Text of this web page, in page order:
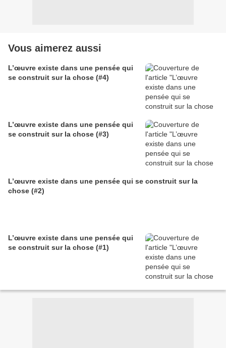
Vous aimerez aussi
L’œuvre existe dans une pensée qui
se construit sur la chose (#4)
L’œuvre existe dans une pensée qui
se construit sur la chose (#3)
L’œuvre existe dans une pensée qui se construit sur la
chose (#2)
L’œuvre existe dans une pensée qui
se construit sur la chose (#1)